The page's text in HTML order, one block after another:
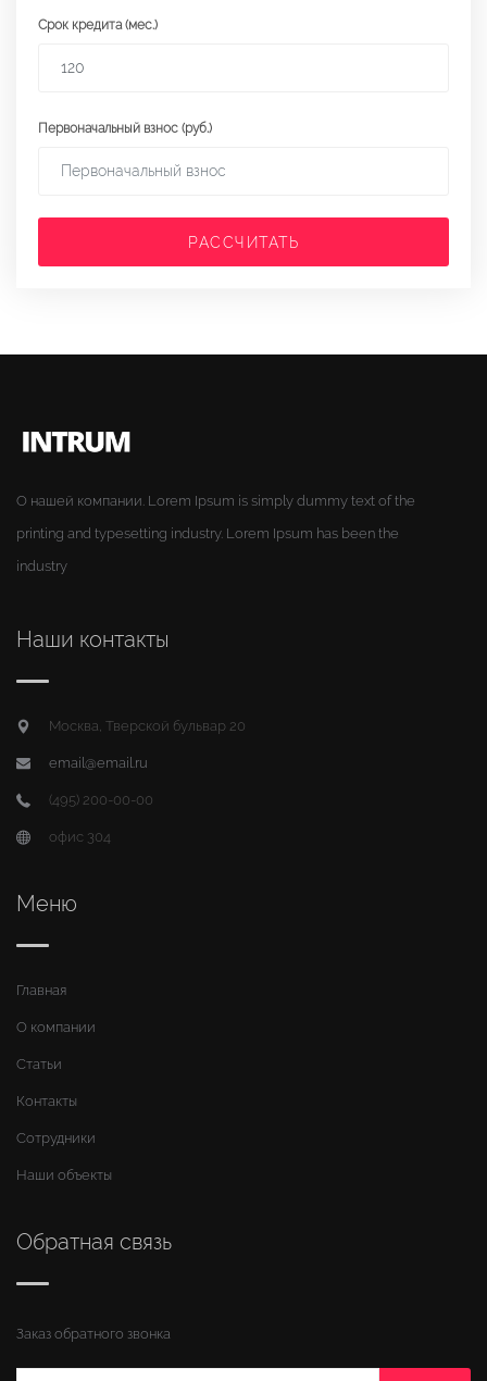
Срок кредита (мес.)
Первоначальный взнос (руб.)
РАССЧИТАТЬ
О нашей компании. Lorem Ipsum is simply dummy text of the
printing and typesetting industry. Lorem Ipsum has been the
industry
Наши контакты
Москва, Тверской бульвар 20
email@email.ru
(495) 200-00-00
офис 304
Меню
Главная
О компании
Статьи
Контакты
Сотрудники
Наши объекты
Обратная связь
Заказ обратного звонка